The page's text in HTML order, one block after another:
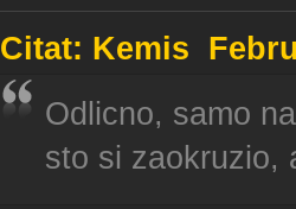
Citat: Kemis
Odlicno, samo
sto si zaokruzio,